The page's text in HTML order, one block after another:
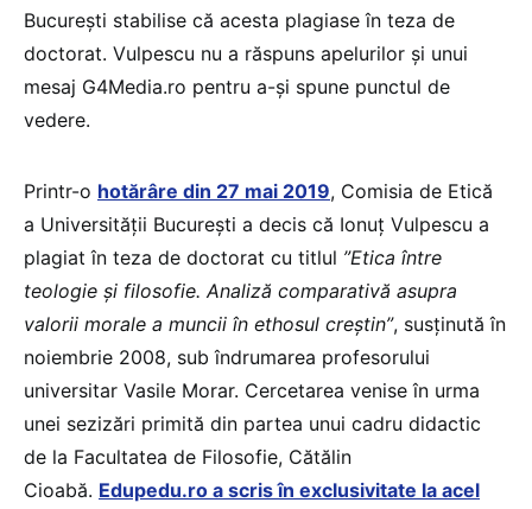
București stabilise că acesta plagiase în teza de
doctorat. Vulpescu nu a răspuns apelurilor și unui
mesaj G4Media.ro pentru a-și spune punctul de
vedere.
Printr-o hotărâre din 27 mai 2019, Comisia de Etică
a Universității București a decis că Ionuț Vulpescu a
plagiat în teza de doctorat cu titlul ”Etica între
teologie și filosofie. Analiză comparativă asupra
valorii morale a muncii în ethosul creștin”, susținută în
noiembrie 2008, sub îndrumarea profesorului
universitar Vasile Morar. Cercetarea venise în urma
unei sezizări primită din partea unui cadru didactic
de la Facultatea de Filosofie, Cătălin
Cioabă. Edupedu.ro a scris în exclusivitate la acel